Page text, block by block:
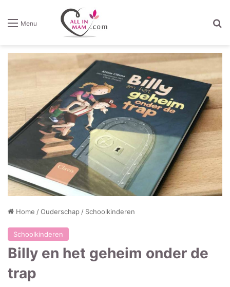
Menu
Home /Ouderschap/ Schoolkinderen
Schoolkinderen
Billy en het geheim onder de
trap